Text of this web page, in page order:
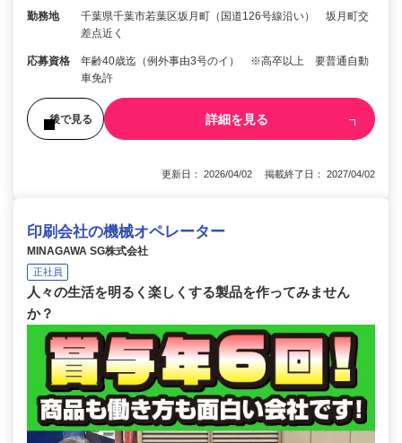
勤務地
千葉県千葉市若葉区坂月町（国道126号線沿い） 坂月町交
差点近く
応募資格
年齢40歳迄（例外事由3号のイ） ※高卒以上 要普通自動
車免許
後で見る 詳細を見る
更新日： 2026/04/02 掲載終了日： 2027/04/02
印刷会社の機械オペレーター
MINAGAWA SG株式会社
正社員
人々の生活を明るく楽しくする製品を作ってみません
か？